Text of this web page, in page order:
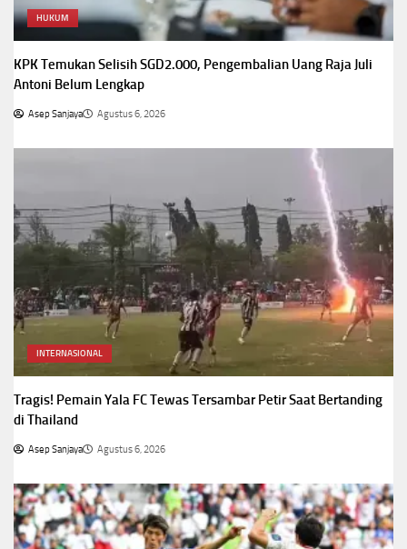
HUKUM
KPK Temukan Selisih SGD2.000, Pengembalian Uang Raja Juli
Antoni Belum Lengkap
Asep Sanjaya Agustus 6, 2026
INTERNASIONAL
Tragis! Pemain Yala FC Tewas Tersambar Petir Saat Bertanding
di Thailand
Asep Sanjaya Agustus 6, 2026